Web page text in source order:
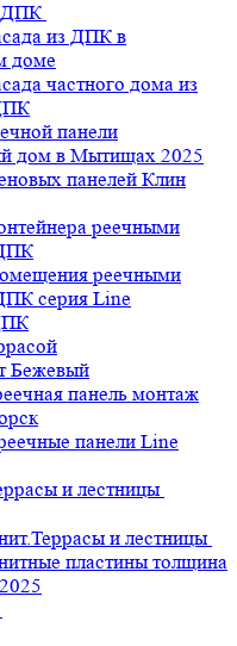
ДПК
из ДПК в
доме
частного дома из
панели
дом в Мытищах 2025
панелей Клин
реечными
реечными
серия Line
Бежевый
панель монтаж
панели Line
и лестницы
и лестницы
пластины толщина